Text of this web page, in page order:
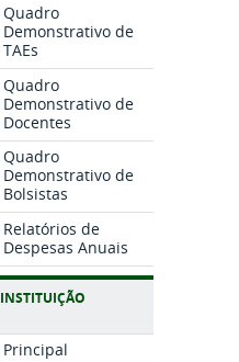
Quadro
Demonstrativo de
TAEs
Quadro
Demonstrativo de
Docentes
Quadro
Demonstrativo de
Bolsistas
Relatórios de
Despesas Anuais
INSTITUIÇÃO
Principal